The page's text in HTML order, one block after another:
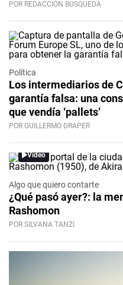
POR REDACCIÓN BÚSQUEDA
Política
Los intermediarios de
garantía falsa: una
que vendía ‘pallets’
POR GUILLERMO DRAPER
Video
Algo que quiero contarte
¿Qué pasó ayer?: la
Rashomon
POR SILVANA TANZI